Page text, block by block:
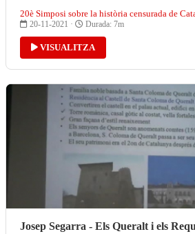
20è Simposi sobre la història censurada de
20-11-2021 · Durada: 7m
VISUALITZA
Josep Segarra - Els Queralt i els